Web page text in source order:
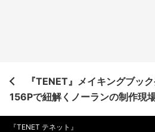
『TENET』メイキングブッ
156Pで紐解くノーランの制作現
『TENET テネット』